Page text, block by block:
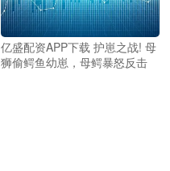
亿盛配资APP下载 护崽之战! 母
狮偷鳄鱼幼崽，母鳄暴怒反击